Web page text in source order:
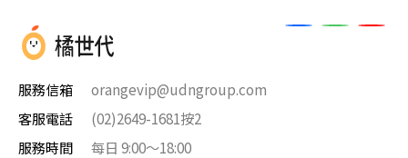
服務信箱
orangevip@udngroup.com
客服電話
(02)2649-1681按2
服務時間
每日 9:00～18:00